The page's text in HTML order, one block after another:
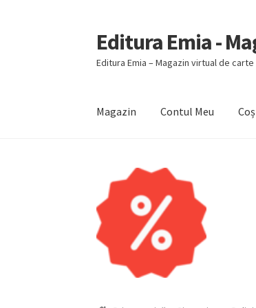
Sari
la
navigare
Sari
la
conținut
Editura Emia -
Editura Emia – Magazin virtual de carte
Magazin Contul Meu Coș